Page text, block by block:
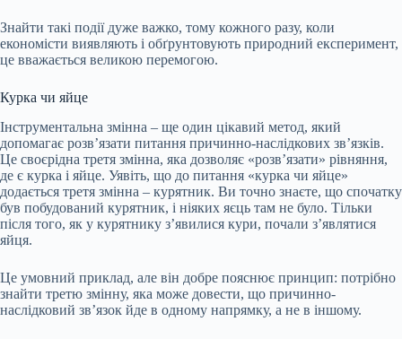
Знайти такі події дуже важко, тому кожного разу, коли
економісти виявляють і обґрунтовують природний експеримент,
це вважається великою перемогою.
Курка чи яйце
Інструментальна змінна – ще один цікавий метод, який
допомагає розвʼязати питання причинно-наслідкових зв’язків.
Це своєрідна третя змінна, яка дозволяє «розв’язати» рівняння,
де є курка і яйце. Уявіть, що до питання «курка чи яйце»
додається третя змінна – курятник. Ви точно знаєте, що спочатку
був побудований курятник, і ніяких яєць там не було. Тільки
після того, як у курятнику з’явилися кури, почали з’являтися
яйця.
Це умовний приклад, але він добре пояснює принцип: потрібно
знайти третю змінну, яка може довести, що причинно-
наслідковий звʼязок йде в одному напрямку, а не в іншому.